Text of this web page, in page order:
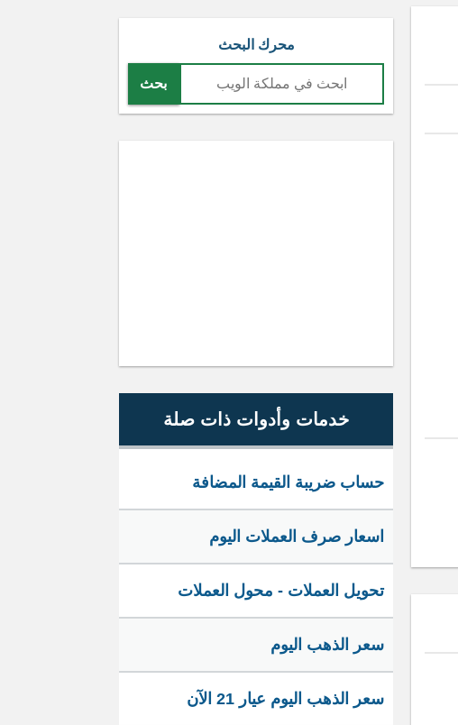
محرك البحث
بحث
خدمات وأدوات ذات صلة
حساب ضريبة القيمة المضافة
اسعار صرف العملات اليوم
تحويل العملات - محول العملات
سعر الذهب اليوم
سعر الذهب اليوم عيار 21 الآن